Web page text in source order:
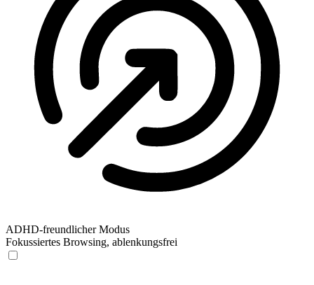
ADHD-freundlicher Modus
Fokussiertes Browsing, ablenkungsfrei